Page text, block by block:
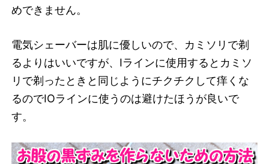
めできません。
電気シェーバーは肌に優しいので、カミソリで剃
るよりはいいですが、Iラインに使用するとカミソ
リで剃ったときと同じようにチクチクして痒くな
るのでIOラインに使うのは避けたほうが良いで
す。